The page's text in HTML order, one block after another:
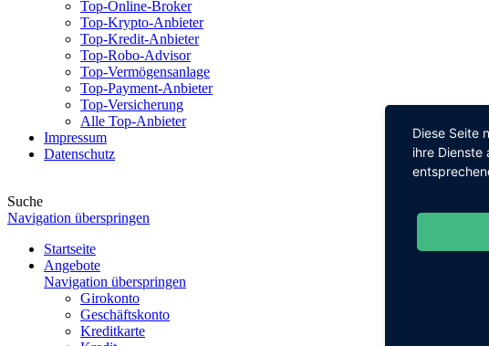
Top-Online-Broker
Top-Krypto-Anbieter
Top-Kredit-Anbieter
Top-Robo-Advisor
Top-Vermögensanlage
Top-Payment-Anbieter
Top-Versicherung
Alle Top-Anbieter
Impressum
Datenschutz
Suche
Navigation überspringen
Startseite
Angebote
Navigation überspringen
Girokonto
Geschäftskonto
Kreditkarte
Diese Seite
ihre Dienste